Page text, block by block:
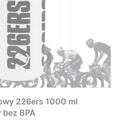
226ers 1000 ml
bez BPA